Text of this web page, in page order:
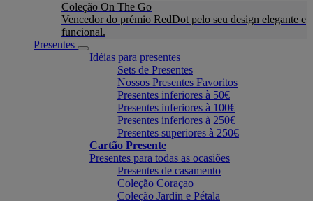
Coleção On The Go
Vencedor do prémio RedDot pelo seu design elegante e
funcional.
Presentes
Idéias para presentes
Sets de Presentes
Nossos Presentes Favoritos
Presentes inferiores à 50€
Presentes inferiores à 100€
Presentes inferiores à 250€
Presentes superiores à 250€
Cartão Presente
Presentes para todas as ocasiões
Presentes de casamento
Coleção Coraçao
Coleção Jardin e Pétala